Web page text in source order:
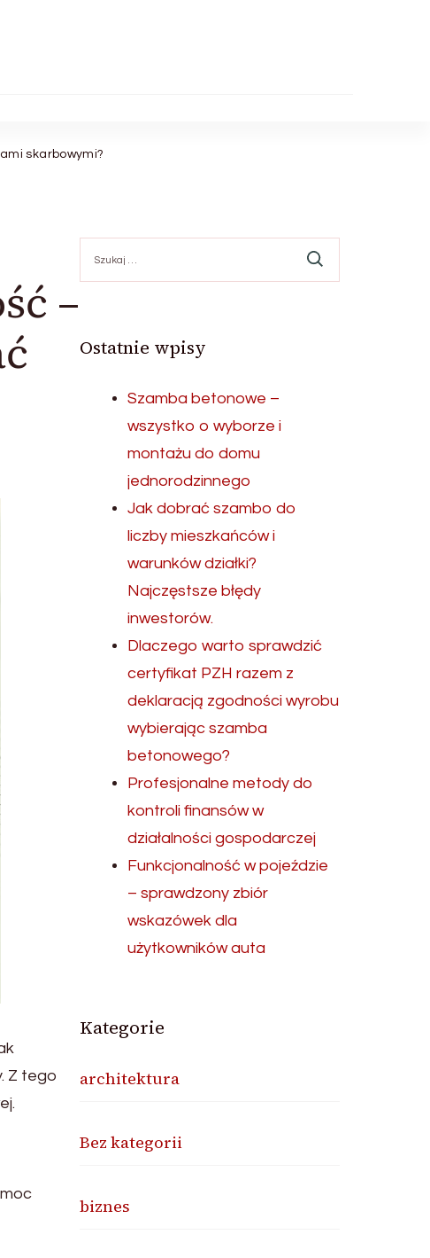
skarbowymi?
–
Z tego
Ostatnie wpisy
Szamba betonowe –
wszystko o wyborze i
montażu do domu
jednorodzinnego
Jak dobrać szambo do
liczby mieszkańców i
warunków działki?
Najczęstsze błędy
inwestorów.
Dlaczego warto sprawdzić
certyfikat PZH razem z
deklaracją zgodności wyrobu
wybierając szamba
betonowego?
Profesjonalne metody do
kontroli finansów w
działalności gospodarczej
Funkcjonalność w pojeździe
– sprawdzony zbiór
wskazówek dla
użytkowników auta
Kategorie
architektura
Bez kategorii
biznes